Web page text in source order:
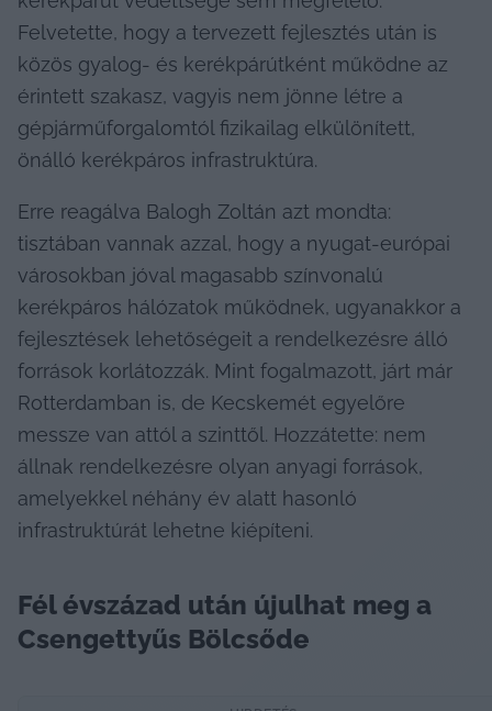
Felvetette, hogy a tervezett fejlesztés után is
közös gyalog- és kerékpárútként működne az
érintett szakasz, vagyis nem jönne létre a
gépjárműforgalomtól fizikailag elkülönített,
önálló kerékpáros infrastruktúra.
Erre reagálva Balogh Zoltán azt mondta:
tisztában vannak azzal, hogy a nyugat-európai
városokban jóval magasabb színvonalú
kerékpáros hálózatok működnek, ugyanakkor a
fejlesztések lehetőségeit a rendelkezésre álló
források korlátozzák. Mint fogalmazott, járt már
Rotterdamban is, de Kecskemét egyelőre
messze van attól a szinttől. Hozzátette: nem
állnak rendelkezésre olyan anyagi források,
amelyekkel néhány év alatt hasonló
infrastruktúrát lehetne kiépíteni.
Fél évszázad után újulhat meg a
Csengettyűs Bölcsőde